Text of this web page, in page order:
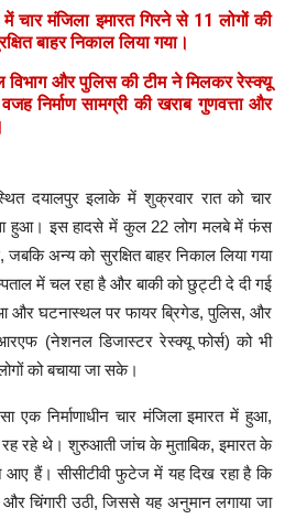
चार मंजिला इमारत गिरने से 11 लोगों की
बाहर निकाल लिया गया।
और पुलिस की टीम ने मिलकर रेस्क्यू
निर्माण सामग्री की खराब गुणवत्ता और
दयालपुर इलाके में शुक्रवार रात को चार
हुआ। इस हादसे में कुल 22 लोग मलबे में फंस
अन्य को सुरक्षित बाहर निकाल लिया गया
में चल रहा है और बाकी को छुट्टी दे दी गई
और घटनास्थल पर फायर ब्रिगेड, पुलिस, और
(नेशनल डिजास्टर रेस्क्यू फोर्स) को भी
को बचाया जा सके।
एक निर्माणाधीन चार मंजिला इमारत में हुआ,
रहे थे। शुरुआती जांच के मुताबिक, इमारत के
हैं। सीसीटीवी फुटेज में यह दिख रहा है कि
चिंगारी उठी, जिससे यह अनुमान लगाया जा